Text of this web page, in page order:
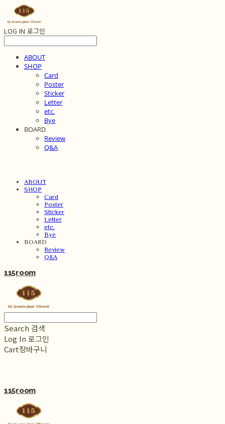
LOG IN 로그인
ABOUT
SHOP
Card
Poster
Sticker
Letter
etc.
Bye
BOARD
Review
Q&A
ABOUT
SHOP
Card
Poster
Sticker
Letter
etc.
Bye
BOARD
Review
Q&A
115room
Search 검색
Log In 로그인
Cart장바구니
115room